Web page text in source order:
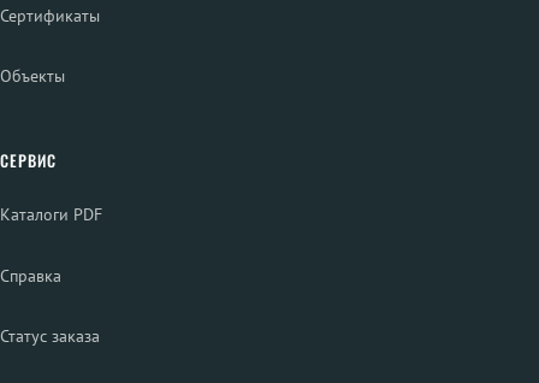
Сертификаты
Объекты
СЕРВИС
Каталоги PDF
Справка
Статус заказа